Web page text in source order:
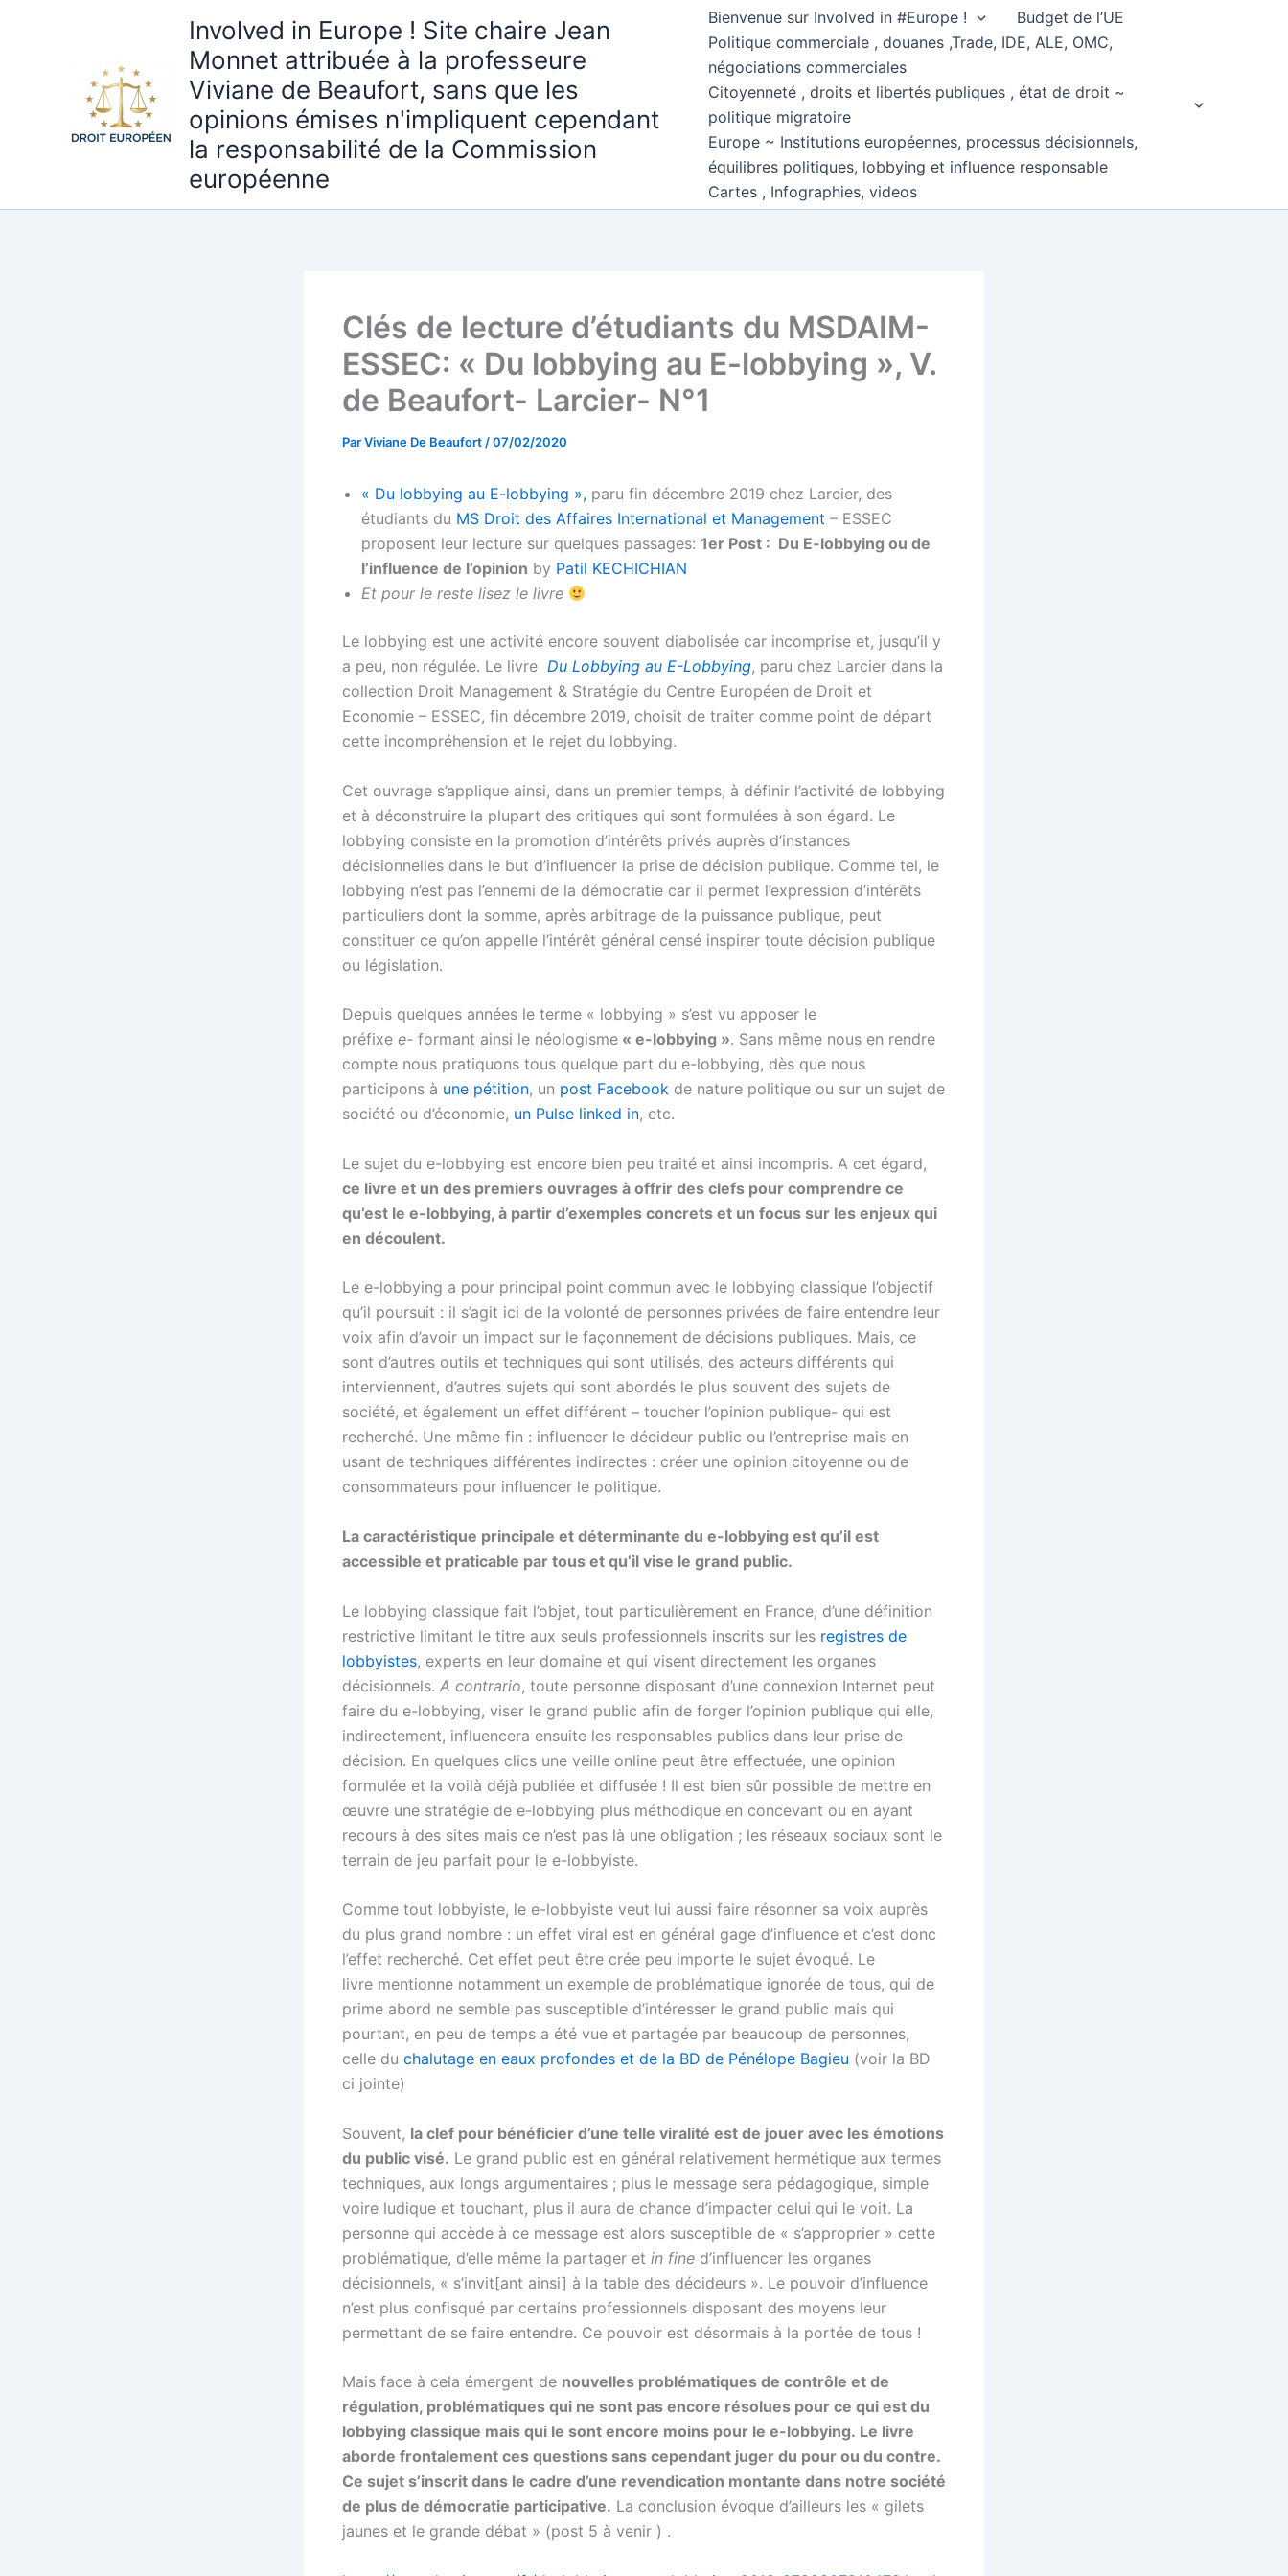
Involved in Europe ! Site chaire Jean
Monnet attribuée à la professeure
Viviane de Beaufort, sans que les
opinions émises n'impliquent cependant
la responsabilité de la Commission
européenne
Bienvenue sur Involved in #Europe !
Budget de l’UE
Politique commerciale , douanes ,Trade, IDE, ALE, OMC,
négociations commerciales
Citoyenneté , droits et libertés publiques , état de droit ~
politique migratoire
Europe ~ Institutions européennes, processus décisionnels,
équilibres politiques, lobbying et influence responsable
Cartes , Infographies, videos
Clés de lecture d’étudiants du MSDAIM-
ESSEC: « Du lobbying au E-lobbying », V.
de Beaufort- Larcier- N°1
ParViviane De Beaufort /07/02/2020
« Du lobbying au E-lobbying », paru fin décembre 2019 chez Larcier, des
étudiants du MS Droit des Affaires International et Management – ESSEC
proposent leur lecture sur quelques passages: 1er Post : Du E-lobbying ou de
l’influence de l’opinion by Patil KECHICHIAN
Et pour le reste lisez le livre
Le lobbying est une activité encore souvent diabolisée car incomprise et, jusqu’il y
a peu, non régulée. Le livre Du Lobbying au E-Lobbying, paru chez Larcier dans la
collection Droit Management & Stratégie du Centre Européen de Droit et
Economie – ESSEC, fin décembre 2019, choisit de traiter comme point de départ
cette incompréhension et le rejet du lobbying.
Cet ouvrage s’applique ainsi, dans un premier temps, à définir l’activité de lobbying
et à déconstruire la plupart des critiques qui sont formulées à son égard. Le
lobbying consiste en la promotion d’intérêts privés auprès d’instances
décisionnelles dans le but d’influencer la prise de décision publique. Comme tel, le
lobbying n’est pas l’ennemi de la démocratie car il permet l’expression d’intérêts
particuliers dont la somme, après arbitrage de la puissance publique, peut
constituer ce qu’on appelle l’intérêt général censé inspirer toute décision publique
ou législation.
Depuis quelques années le terme « lobbying » s’est vu apposer le
préfixe e- formant ainsi le néologisme « e-lobbying ». Sans même nous en rendre
compte nous pratiquons tous quelque part du e-lobbying, dès que nous
participons à une pétition, un post Facebook de nature politique ou sur un sujet de
société ou d’économie, un Pulse linked in, etc.
Le sujet du e-lobbying est encore bien peu traité et ainsi incompris. A cet égard,
ce livre et un des premiers ouvrages à offrir des clefs pour comprendre ce
qu’est le e-lobbying, à partir d’exemples concrets et un focus sur les enjeux qui
en découlent.
Le e-lobbying a pour principal point commun avec le lobbying classique l’objectif
qu’il poursuit : il s’agit ici de la volonté de personnes privées de faire entendre leur
voix afin d’avoir un impact sur le façonnement de décisions publiques. Mais, ce
sont d’autres outils et techniques qui sont utilisés, des acteurs différents qui
interviennent, d’autres sujets qui sont abordés le plus souvent des sujets de
société, et également un effet différent – toucher l’opinion publique- qui est
recherché. Une même fin : influencer le décideur public ou l’entreprise mais en
usant de techniques différentes indirectes : créer une opinion citoyenne ou de
consommateurs pour influencer le politique.
La caractéristique principale et déterminante du e-lobbying est qu’il est
accessible et praticable par tous et qu’il vise le grand public.
Le lobbying classique fait l’objet, tout particulièrement en France, d’une définition
restrictive limitant le titre aux seuls professionnels inscrits sur les registres de
lobbyistes, experts en leur domaine et qui visent directement les organes
décisionnels. A contrario, toute personne disposant d’une connexion Internet peut
faire du e-lobbying, viser le grand public afin de forger l’opinion publique qui elle,
indirectement, influencera ensuite les responsables publics dans leur prise de
décision. En quelques clics une veille online peut être effectuée, une opinion
formulée et la voilà déjà publiée et diffusée ! Il est bien sûr possible de mettre en
œuvre une stratégie de e-lobbying plus méthodique en concevant ou en ayant
recours à des sites mais ce n’est pas là une obligation ; les réseaux sociaux sont le
terrain de jeu parfait pour le e-lobbyiste.
Comme tout lobbyiste, le e-lobbyiste veut lui aussi faire résonner sa voix auprès
du plus grand nombre : un effet viral est en général gage d’influence et c’est donc
l’effet recherché. Cet effet peut être crée peu importe le sujet évoqué. Le
livre mentionne notamment un exemple de problématique ignorée de tous, qui de
prime abord ne semble pas susceptible d’intéresser le grand public mais qui
pourtant, en peu de temps a été vue et partagée par beaucoup de personnes,
celle du chalutage en eaux profondes et de la BD de Pénélope Bagieu (voir la BD
ci jointe)
Souvent, la clef pour bénéficier d’une telle viralité est de jouer avec les émotions
du public visé. Le grand public est en général relativement hermétique aux termes
techniques, aux longs argumentaires ; plus le message sera pédagogique, simple
voire ludique et touchant, plus il aura de chance d’impacter celui qui le voit. La
personne qui accède à ce message est alors susceptible de « s’approprier » cette
problématique, d’elle même la partager et in fine d’influencer les organes
décisionnels, « s’invit[ant ainsi] à la table des décideurs ». Le pouvoir d’influence
n’est plus confisqué par certains professionnels disposant des moyens leur
permettant de se faire entendre. Ce pouvoir est désormais à la portée de tous !
Mais face à cela émergent de nouvelles problématiques de contrôle et de
régulation, problématiques qui ne sont pas encore résolues pour ce qui est du
lobbying classique mais qui le sont encore moins pour le e-lobbying. Le livre
aborde frontalement ces questions sans cependant juger du pour ou du contre.
Ce sujet s’inscrit dans le cadre d’une revendication montante dans notre société
de plus de démocratie participative. La conclusion évoque d’ailleurs les « gilets
jaunes et le grande débat » (post 5 à venir ) .